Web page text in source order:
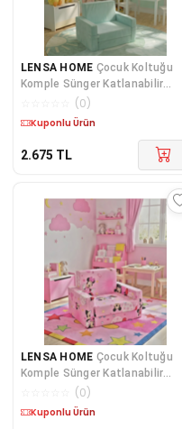
LENSA HOME Çocuk Koltuğu
Komple Sünger Katlanabilir
Yataklı Minder Yatak (0-4 YAŞ)
BUZ MAVİSİ
(0)
Kargo Bedava
2.675 TL
LENSA HOME Çocuk Koltuğu
Komple Sünger Katlanabilir
Yataklı Minder Yatak (0-4 YAŞ)
PEMBE FARE FİGÜRLÜ
(0)
Kargo Bedava